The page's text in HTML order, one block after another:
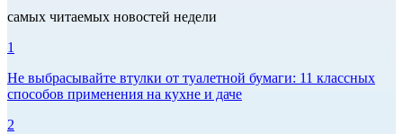
самых читаемых новостей недели
1
Не выбрасывайте втулки от туалетной бумаги: 11 классных
способов применения на кухне и даче
2